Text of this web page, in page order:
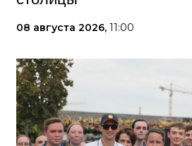
08 августа 2026, 11:00